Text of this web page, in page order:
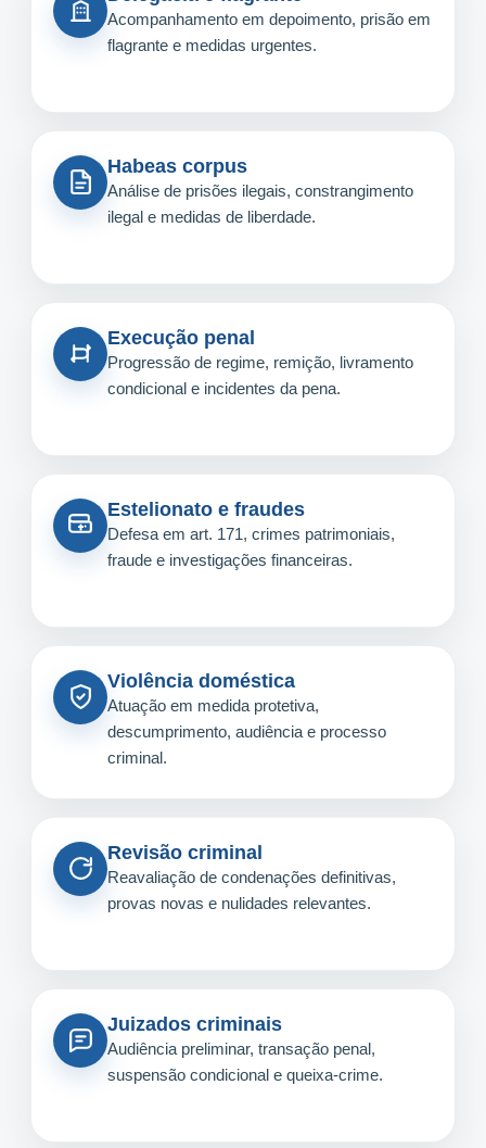
Acompanhamento em depoimento, prisão em
flagrante e medidas urgentes.
Habeas corpus
Análise de prisões ilegais, constrangimento
ilegal e medidas de liberdade.
Execução penal
Progressão de regime, remição, livramento
condicional e incidentes da pena.
Estelionato e fraudes
Defesa em art. 171, crimes patrimoniais,
fraude e investigações financeiras.
Violência doméstica
Atuação em medida protetiva,
descumprimento, audiência e processo
criminal.
Revisão criminal
Reavaliação de condenações definitivas,
provas novas e nulidades relevantes.
Juizados criminais
Audiência preliminar, transação penal,
suspensão condicional e queixa-crime.